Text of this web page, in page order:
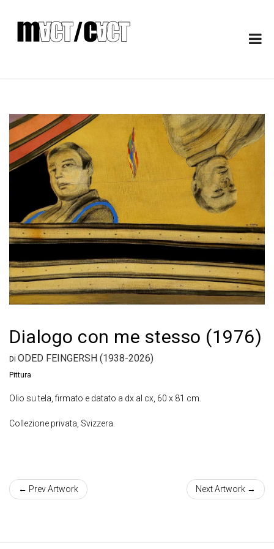
Dialogo con me stesso (1976)
Di ODED FEINGERSH (1938-2026)
Pittura
Olio su tela, firmato e datato a dx al cx, 60 x 81 cm.
Collezione privata, Svizzera.
← Prev Artwork Next Artwork →